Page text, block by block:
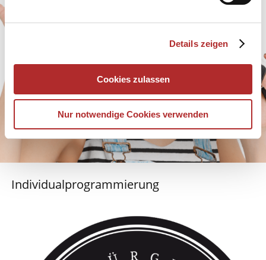
Details zeigen
Cookies zulassen
Nur notwendige Cookies verwenden
Individualprogrammierung